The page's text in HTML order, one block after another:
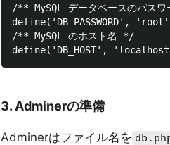
/** MySQL データベースのパス
define('DB_PASSWORD',
/** MySQL のホスト名 */
3. Adminerの準備
Adminerはファイル名を